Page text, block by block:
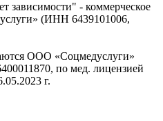
зависимости" - коммерческое
(ИНН 6439101006,
ООО «Соцмедуслуги»
по мед. лицензией
г.